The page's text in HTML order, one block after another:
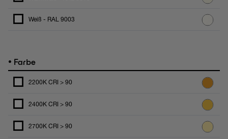
Weiß - RAL 9003
• Farbe
2200K CRI > 90
2400K CRI > 90
2700K CRI > 90